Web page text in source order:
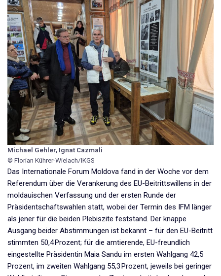
Michael Gehler, Ignat Cazmali
© Florian Kührer-Wielach/IKGS
Das Internationale Forum Moldova fand in der Woche vor dem
Referendum über die Verankerung des EU-Beitrittswillens in der
moldauischen Verfassung und der ersten Runde der
Präsidentschaftswahlen statt, wobei der Termin des IFM länger
als jener für die beiden Plebiszite feststand. Der knappe
Ausgang beider Abstimmungen ist bekannt – für den EU-Beitritt
stimmten 50,4 Prozent; für die amtierende, EU-freundlich
eingestellte Präsidentin Maia Sandu im ersten Wahlgang 42,5
Prozent, im zweiten Wahlgang 55,3 Prozent, jeweils bei geringer